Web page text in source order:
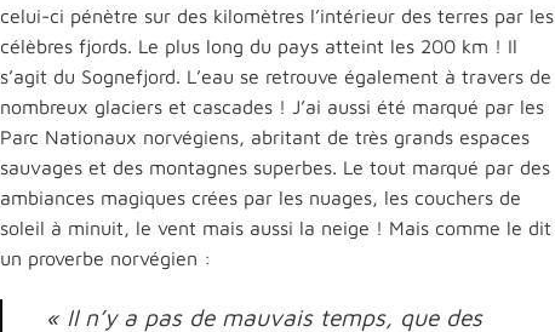
celui-ci pénètre sur des kilomètres l’intérieur des terres par les
célèbres fjords. Le plus long du pays atteint les 200 km ! Il
s’agit du Sognefjord. L’eau se retrouve également à travers de
nombreux glaciers et cascades ! J’ai aussi été marqué par les
Parc Nationaux norvégiens, abritant de très grands espaces
sauvages et des montagnes superbes. Le tout marqué par des
ambiances magiques crées par les nuages, les couchers de
soleil à minuit, le vent mais aussi la neige ! Mais comme le dit
un proverbe norvégien :
« Il n’y a pas de mauvais temps, que des